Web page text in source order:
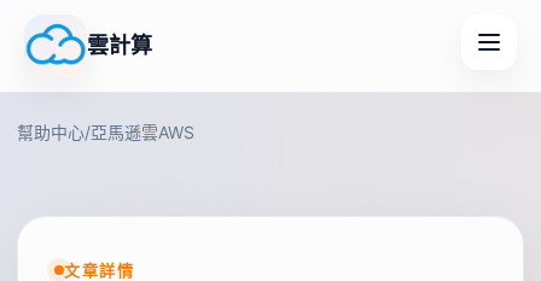
雲計算
幫助中心/亞馬遜雲AWS
文章詳情